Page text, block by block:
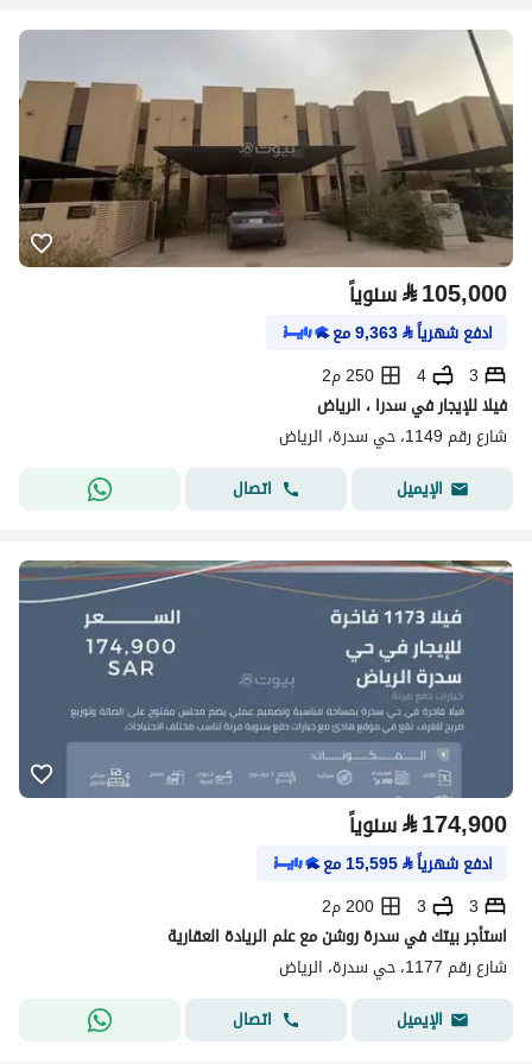
⃁105,000 سنوياً
ادفع شهرياً⃁
9,363مع
3
4
250 م2
فيلا للإيجار في سدرا ، الرياض
شارع رقم 1149، حي سدرة، الرياض
الإيميل
اتصال
⃁174,900 سنوياً
ادفع شهرياً⃁
15,595مع
3
3
200 م2
استأجر بيتك في سدرة روشن مع علم الريادة العقارية
شارع رقم 1177، حي سدرة، الرياض
الإيميل
اتصال